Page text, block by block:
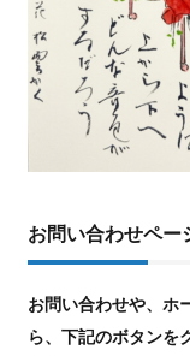
お問い合わせペー
お問い合わせや、ホ
ら、下記のボタンを